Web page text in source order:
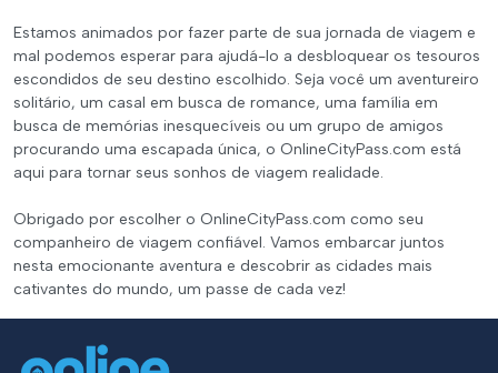
Estamos animados por fazer parte de sua jornada de viagem e
mal podemos esperar para ajudá-lo a desbloquear os tesouros
escondidos de seu destino escolhido. Seja você um aventureiro
solitário, um casal em busca de romance, uma família em
busca de memórias inesquecíveis ou um grupo de amigos
procurando uma escapada única, o OnlineCityPass.com está
aqui para tornar seus sonhos de viagem realidade.
Obrigado por escolher o OnlineCityPass.com como seu
companheiro de viagem confiável. Vamos embarcar juntos
nesta emocionante aventura e descobrir as cidades mais
cativantes do mundo, um passe de cada vez!